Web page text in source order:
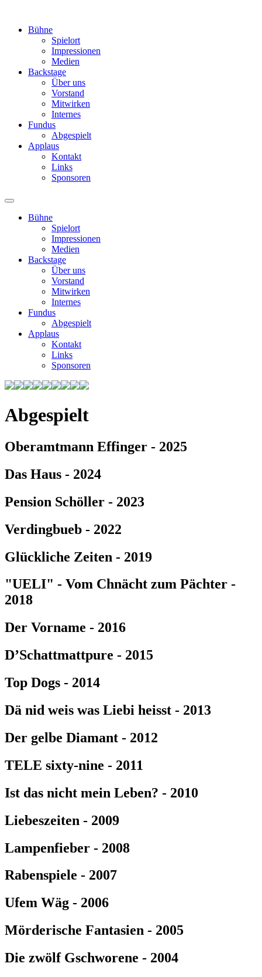
Bühne
Spielort
Impressionen
Medien
Backstage
Über uns
Vorstand
Mitwirken
Internes
Fundus
Abgespielt
Applaus
Kontakt
Links
Sponsoren
Bühne
Spielort
Impressionen
Medien
Backstage
Über uns
Vorstand
Mitwirken
Internes
Fundus
Abgespielt
Applaus
Kontakt
Links
Sponsoren
Abgespielt
Oberamtmann Effinger - 2025
Das Haus - 2024
Pension Schöller - 2023
Verdingbueb - 2022
Glückliche Zeiten - 2019
"UELI" - Vom Chnächt zum Pächter -
2018
Der Vorname - 2016
D’Schattmattpure - 2015
Top Dogs - 2014
Dä nid weis was Liebi heisst - 2013
Der gelbe Diamant - 2012
TELE sixty-nine - 2011
Ist das nicht mein Leben? - 2010
Liebeszeiten - 2009
Lampenfieber - 2008
Rabenspiele - 2007
Ufem Wäg - 2006
Mörderische Fantasien - 2005
Die zwölf Gschworene - 2004